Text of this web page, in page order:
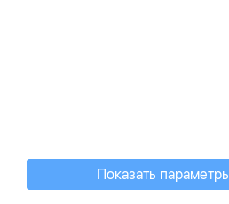
Показать